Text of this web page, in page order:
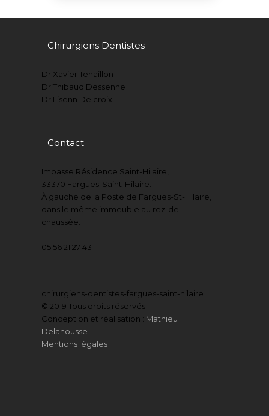
Chirurgiens Dentistes
Dr Xavier Tenaillon
Dr Thibaud Dessenne
Dr Lisenn Delcroix
Contact
Impasse Résidence Saint-Hilaire,
33370 Fargues-Saint-Hilaire.
À gauche de la Poste de Fargues-St-Hilaire,
dans le même immeuble au rez-de-
chaussée.
05 56 21 27 43
chirurgiens-dentistes-fargues-saint-hilaire
© 2019 Tous droits réservés
Conception et réalisation : Mathieu
Delahousse
Mentions légales